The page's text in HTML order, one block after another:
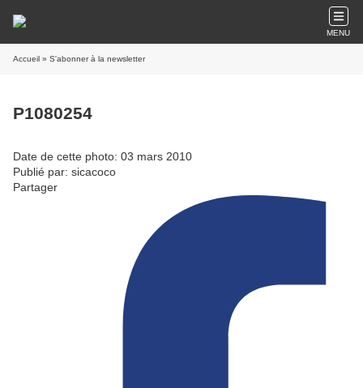
MENU
Accueil » S'abonner à la newsletter
P1080254
Date de cette photo: 03 mars 2010
Publié par: sicacoco
Partager